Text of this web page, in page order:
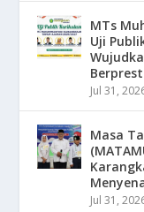
MTs
Uji
Jul 31,
Masa
Jul 31,